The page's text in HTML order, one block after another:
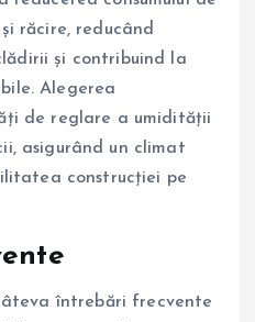
răcire, reducând
și contribuind la
Alegerea
de reglare a umidității
asigurând un climat
construcției pe
întrebări frecvente